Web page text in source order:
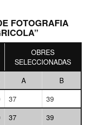
FOTOGRAFIA
OBRES
SELECCIONADAS
A
B
37
39
37
39